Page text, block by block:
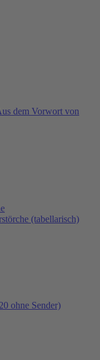
dem Vorwort von
(tabellarisch)
ohne Sender)